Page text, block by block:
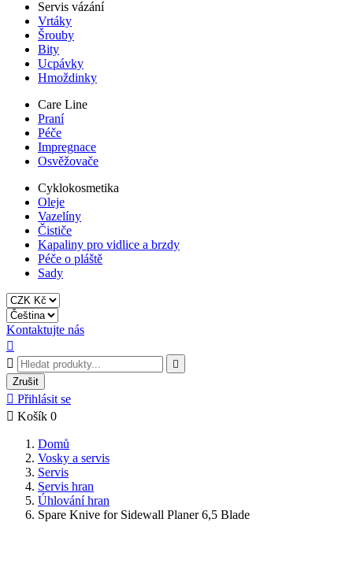
Servis vázání
Vrtáky
Šrouby
Bity
Ucpávky
Hmoždinky
Care Line
Praní
Péče
Impregnace
Osvěžovače
Cyklokosmetika
Oleje
Vazelíny
Čističe
Kapaliny pro vidlice a brzdy
Péče o pláště
Sady
Kontaktujte nás



Zrušit
 Přihlásit se
 Košík 0
Domů
Vosky a servis
Servis
Servis hran
Úhlování hran
Spare Knive for Sidewall Planer 6,5 Blade